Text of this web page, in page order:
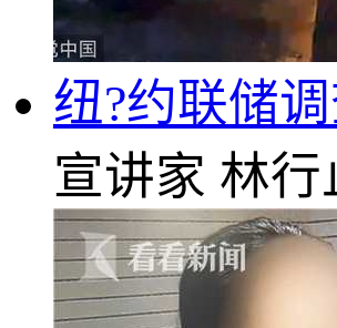
纽?约联储
宣讲家 林行